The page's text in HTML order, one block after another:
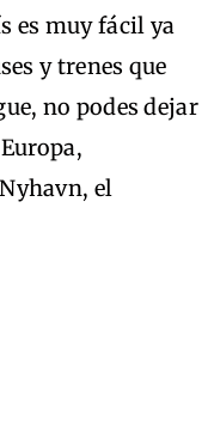
es muy fácil ya
y trenes que
no podes dejar
el